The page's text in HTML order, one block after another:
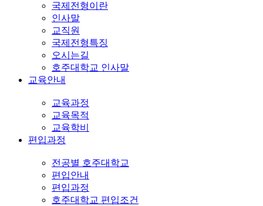
국제전형이란
인사말
교직원
국제전형특징
오시는길
호주대학교 인사말
교육안내
교육과정
교육목적
교육학비
편입과정
전공별 호주대학교
편입안내
편입과정
호주대학교 편입조건